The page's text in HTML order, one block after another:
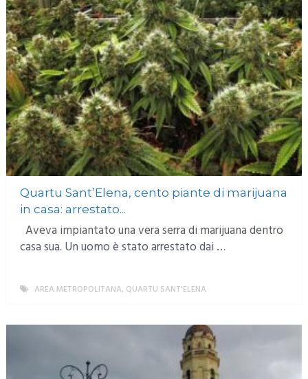
Quartu Sant’Elena, cento piante di marijuana
in casa: arrestato...
Aveva impiantato una vera serra di marijuana dentro
casa sua. Un uomo è stato arrestato dai …
AREA METROPOLITANA, QUARTU SANT'ELENA